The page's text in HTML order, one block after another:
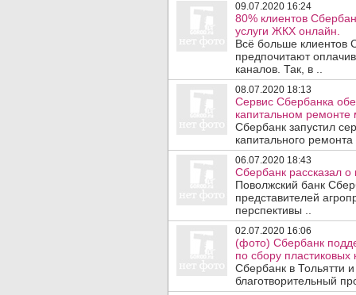
09.07.2020 16:24
80% клиентов
услуги ЖКХ онлайн.
Всё больше клиентов
предпочитают
каналов. Так, в ..
08.07.2020 18:13
Сервис Сбербанка
капитальном ремонте
Сбербанк запустил
капитального
06.07.2020 18:43
Сбербанк рассказал о
Поволжский банк
представителей
перспективы ..
02.07.2020 16:06
(фото) Сбербанк
по сбору пластиковых
Сбербанк в Тольятти
благотворительный